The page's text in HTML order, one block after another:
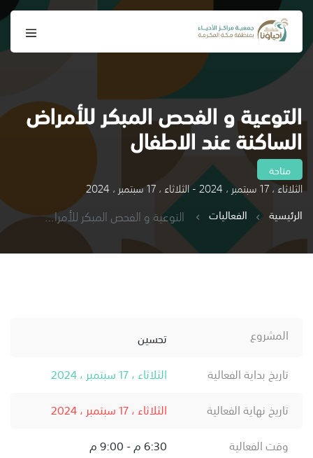
التوعية و الفحص المبكر للأمراض
الساكنة عند الاطفال
متاحة
الثلاثاء ، 17 سبتمبر ، 2024 - الثلاثاء ، 17 سبتمبر ، 2024
الرئيسية
الفعاليات التوعية و الفحص المبكر للأمراض الساكنة عند الاطفال
المشروع
تحسين
تاريخ بداية الفعالية
الثلاثاء ، 17 سبتمبر ، 2024
تاريخ نهاية الفعالية
الثلاثاء ، 17 سبتمبر ، 2024
وقت الفعالية
6:30 م - 9:00 م